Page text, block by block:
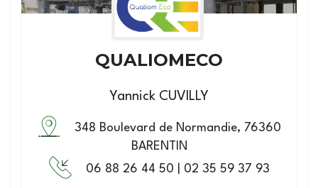
QUALIOMECO
Yannick CUVILLY
348 Boulevard de Normandie, 76360
BARENTIN
06 88 26 44 50 | 02 35 59 37 93